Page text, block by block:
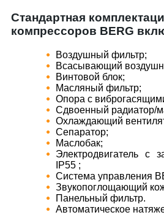
Стандартная
компрессоров BERG
Воздушный фильтр;
Всасывающий
Винтовой блок;
Масляный фильтр;
Опора с
Сдвоенный радиатор/
Охлаждающий
Сепаратор;
Маслобак;
Электродвигатель с
IP55 ;
Система управления
Звукопоглощающий
Панельный фильтр.
Автоматическое